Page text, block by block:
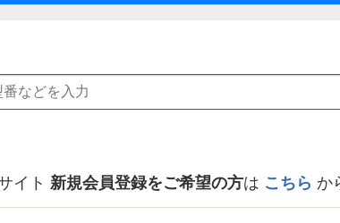
イト 新規会員登録をご希望の方は こちら か